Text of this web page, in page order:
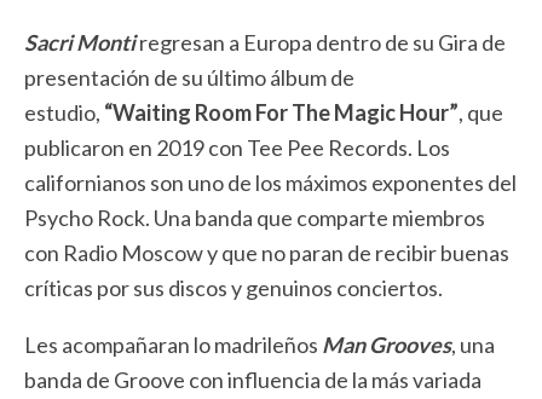
Sacri Montiregresan a Europa dentro de su Gira de
presentación de su último álbum de
estudio, “Waiting Room For The Magic Hour”, que
publicaron en 2019 con Tee Pee Records. Los
californianos son uno de los máximos exponentes del
Psycho Rock. Una banda que comparte miembros
con Radio Moscow y que no paran de recibir buenas
críticas por sus discos y genuinos conciertos.
Les acompañaran lo madrileños Man Grooves, una
banda de Groove con influencia de la más variada